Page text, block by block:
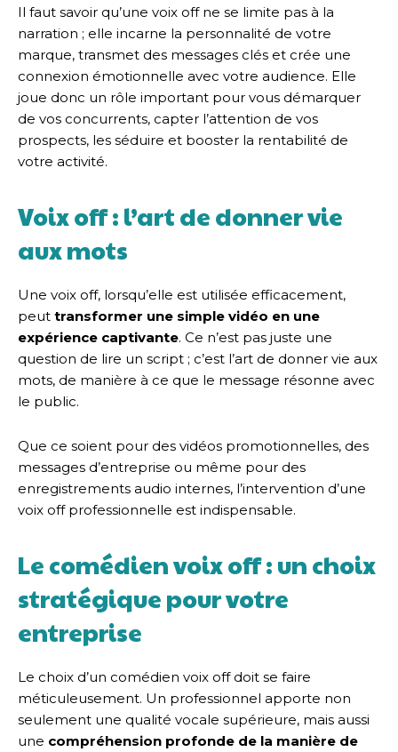
Il faut savoir qu’une voix off ne se limite pas à la
narration ; elle incarne la personnalité de votre
marque, transmet des messages clés et crée une
connexion émotionnelle avec votre audience. Elle
joue donc un rôle important pour vous démarquer
de vos concurrents, capter l’attention de vos
prospects, les séduire et booster la rentabilité de
votre activité.
Voix off : l’art de donner vie
aux mots
Une voix off, lorsqu’elle est utilisée efficacement,
peut transformer une simple vidéo en une
expérience captivante. Ce n’est pas juste une
question de lire un script ; c’est l’art de donner vie aux
mots, de manière à ce que le message résonne avec
le public.
Que ce soient pour des vidéos promotionnelles, des
messages d’entreprise ou même pour des
enregistrements audio internes, l’intervention d’une
voix off professionnelle est indispensable.
Le comédien voix off : un choix
stratégique pour votre
entreprise
Le choix d’un comédien voix off doit se faire
méticuleusement. Un professionnel apporte non
seulement une qualité vocale supérieure, mais aussi
une compréhension profonde de la manière de